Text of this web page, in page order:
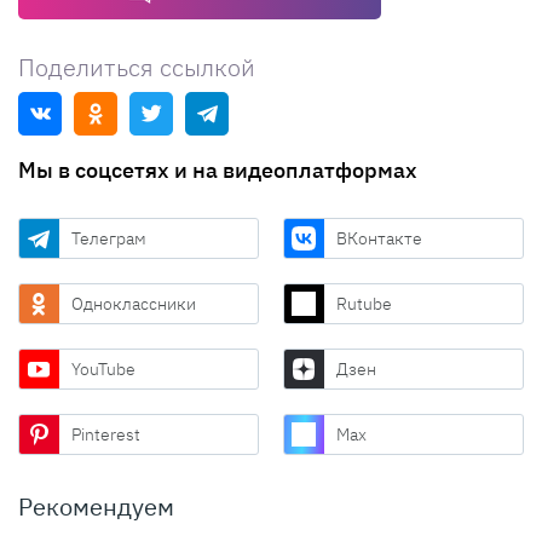
Поделиться ссылкой
Мы в соцсетях и на видеоплатформах
Телеграм ВКонтакте
Одноклассники Rutube
YouTube Дзен
Pinterest Max
Рекомендуем